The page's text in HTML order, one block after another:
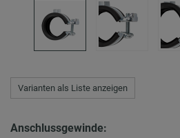
Varianten als Liste anzeigen
Anschlussgewinde: